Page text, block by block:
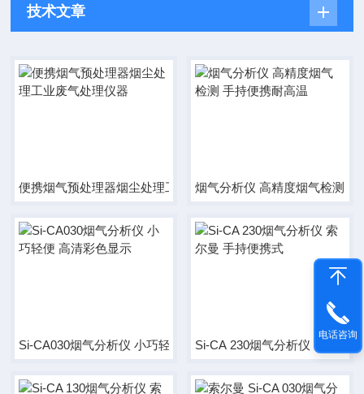
技术文章
便携烟气预处理器烟尘处理工业废气处理仪器烟气分析仪 高精度烟气检测
Si-CA030烟气分析仪 小巧轻便 高清彩色显示Si-CA 230烟气分析仪 索尔曼
电话咨询